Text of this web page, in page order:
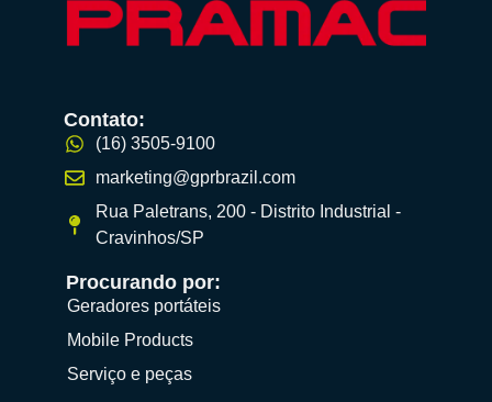
Contato:
(16) 3505-9100
marketing@gprbrazil.com
Rua Paletrans, 200 - Distrito Industrial -
Cravinhos/SP
Procurando por:
Geradores portáteis
Mobile Products
Serviço e peças